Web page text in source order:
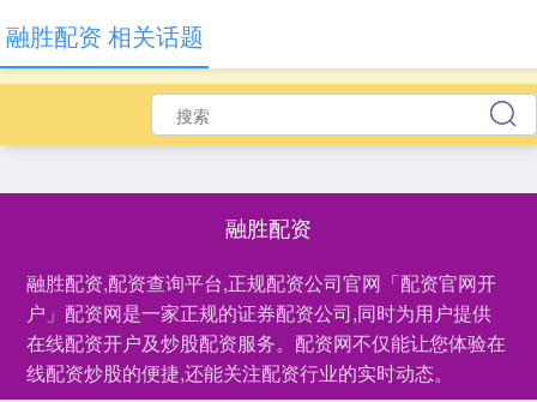
融胜配资
融胜配资,配资查询平台,正规配资公司官网「配资官网开
户」配资网是一家正规的证券配资公司,同时为用户提供
在线配资开户及炒股配资服务。配资网不仅能让您体验在
线配资炒股的便捷,还能关注配资行业的实时动态。
融胜配资 相关话题